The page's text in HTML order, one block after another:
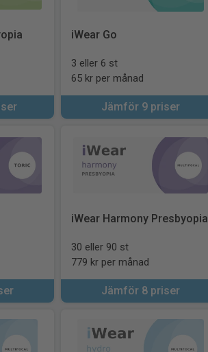
iWear Go
3 eller 6 st
65 kr per månad
Jämför 9 priser
iWear Harmony Presbyopia
30 eller 90 st
779 kr per månad
Jämför 8 priser